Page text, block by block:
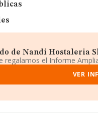
de Nandi Hostaleria Sl
regalamos el Informe
VER